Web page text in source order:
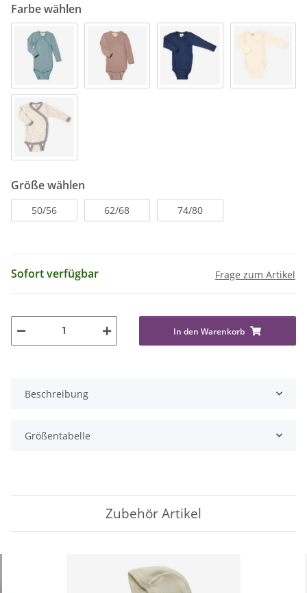
Farbe wählen
Größe wählen
50/56 62/68 74/80
Sofort verfügbar Frage zum Artikel
In den Warenkorb
Beschreibung
Größentabelle
Zubehör Artikel